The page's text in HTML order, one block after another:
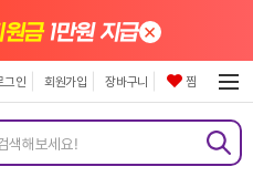
원금1만원 지급×
그인 회원가입 장바구니 찜